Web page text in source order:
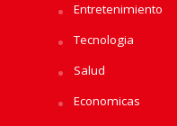
Entretenimiento
Tecnologia
Salud
Economicas